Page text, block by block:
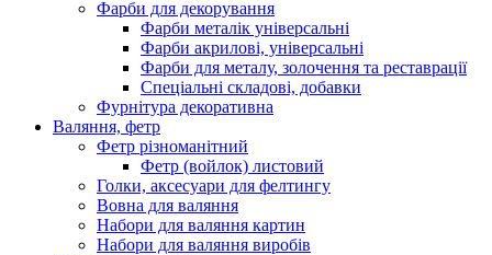
Фарби для декорування
Фарби металік універсальні
Фарби акрилові, універсальні
Фарби для металу, золочення та реставрації
Спеціальні складові, добавки
Фурнітура декоративна
Валяння, фетр
Фетр різноманітний
Фетр (войлок) листовий
Голки, аксесуари для фелтингу
Вовна для валяння
Набори для валяння картин
Набори для валяння виробів